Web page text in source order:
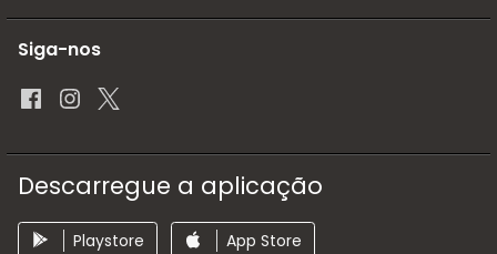
Siga-nos
Descarregue a aplicação
Playstore App Store